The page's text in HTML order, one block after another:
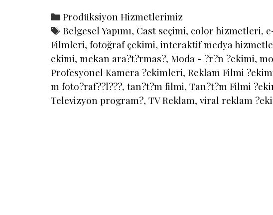
Categories
Prodüksiyon Hizmetlerimiz
Tags
Belgesel Yapımı, Cast seçimi, color hizmetleri,
Filmleri, fotoğraf çekimi, interaktif medya
ekimi, mekan ara?t?rmas?, Moda - ?r?n ?ekimi,
Profesyonel Kamera ?ekimleri, Reklam Filmi
m foto?raf??l???, tan?t?m filmi, Tan?t?m Filmi
Televizyon program?, TV Reklam, viral reklam